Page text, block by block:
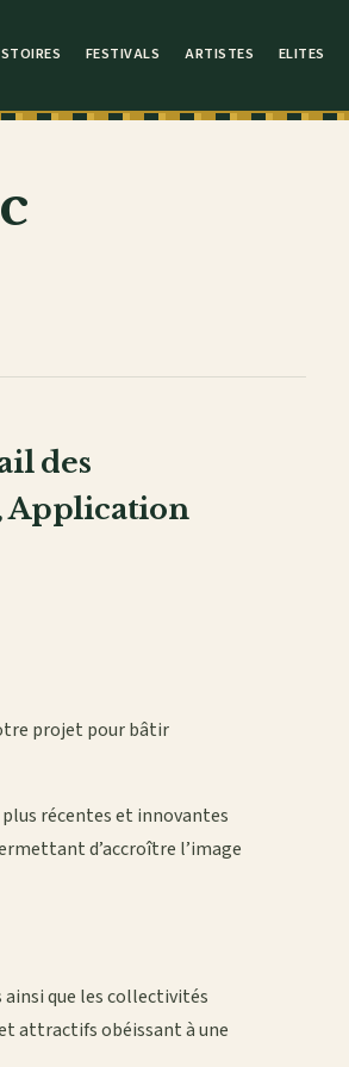
FESTIVALS ARTISTES ELITES
des
Application
projet pour bâtir
récentes et innovantes
d’accroître l’image
ainsi que les collectivités
attractifs obéissant à une